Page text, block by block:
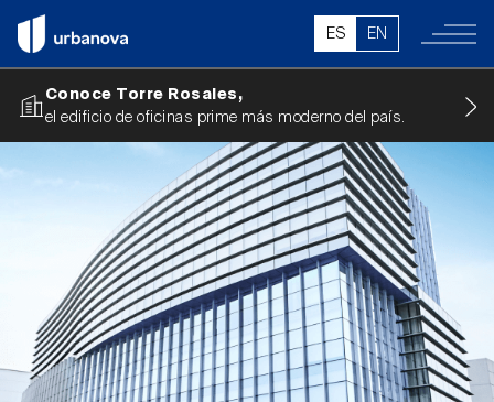
ES EN
Conoce Torre Rosales,
el edificio de oficinas prime más moderno del país.